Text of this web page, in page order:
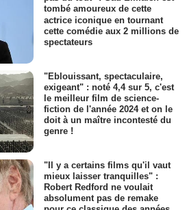
tombé amoureux de cette
actrice iconique en tournant
cette comédie aux 2 millions de
spectateurs
"Eblouissant, spectaculaire,
exigeant" : noté 4,4 sur 5, c'est
le meilleur film de science-
fiction de l'année 2024 et on le
doit à un maître incontesté du
genre !
"Il y a certains films qu'il vaut
mieux laisser tranquilles" :
Robert Redford ne voulait
absolument pas de remake